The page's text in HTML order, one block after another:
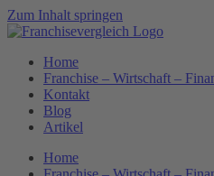
Zum Inhalt springen
Home
Franchise – Wirtschaft –
Kontakt
Blog
Artikel
Home